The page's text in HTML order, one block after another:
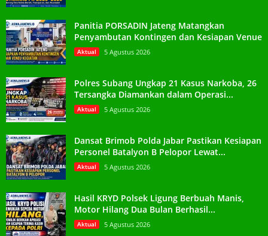
Panitia PORSADIN Jateng Matangkan
Penyambutan Kontingen dan Kesiapan Venue
Aktual 5 Agustus 2026
Polres Subang Ungkap 21 Kasus Narkoba, 26
Tersangka Diamankan dalam Operasi...
Aktual 5 Agustus 2026
Dansat Brimob Polda Jabar Pastikan Kesiapan
Personel Batalyon B Pelopor Lewat...
Aktual 5 Agustus 2026
Hasil KRYD Polsek Ligung Berbuah Manis,
Motor Hilang Dua Bulan Berhasil...
Aktual 5 Agustus 2026